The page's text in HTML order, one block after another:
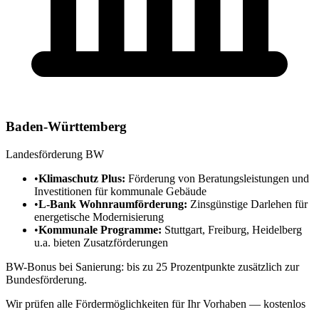
Baden-Württemberg
Landesförderung BW
•Klimaschutz Plus: Förderung von Beratungsleistungen und
Investitionen für kommunale Gebäude
•L-Bank Wohnraumförderung: Zinsgünstige Darlehen für
energetische Modernisierung
•Kommunale Programme: Stuttgart, Freiburg, Heidelberg
u.a. bieten Zusatzförderungen
BW-Bonus bei Sanierung: bis zu 25 Prozentpunkte zusätzlich zur
Bundesförderung.
Wir prüfen alle Fördermöglichkeiten für Ihr Vorhaben — kostenlos